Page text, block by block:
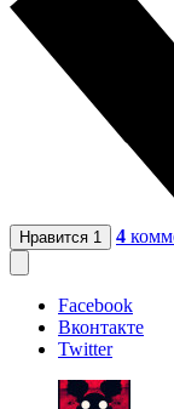
Нравится 1 4
Facebook
Вконтакте
Twitter